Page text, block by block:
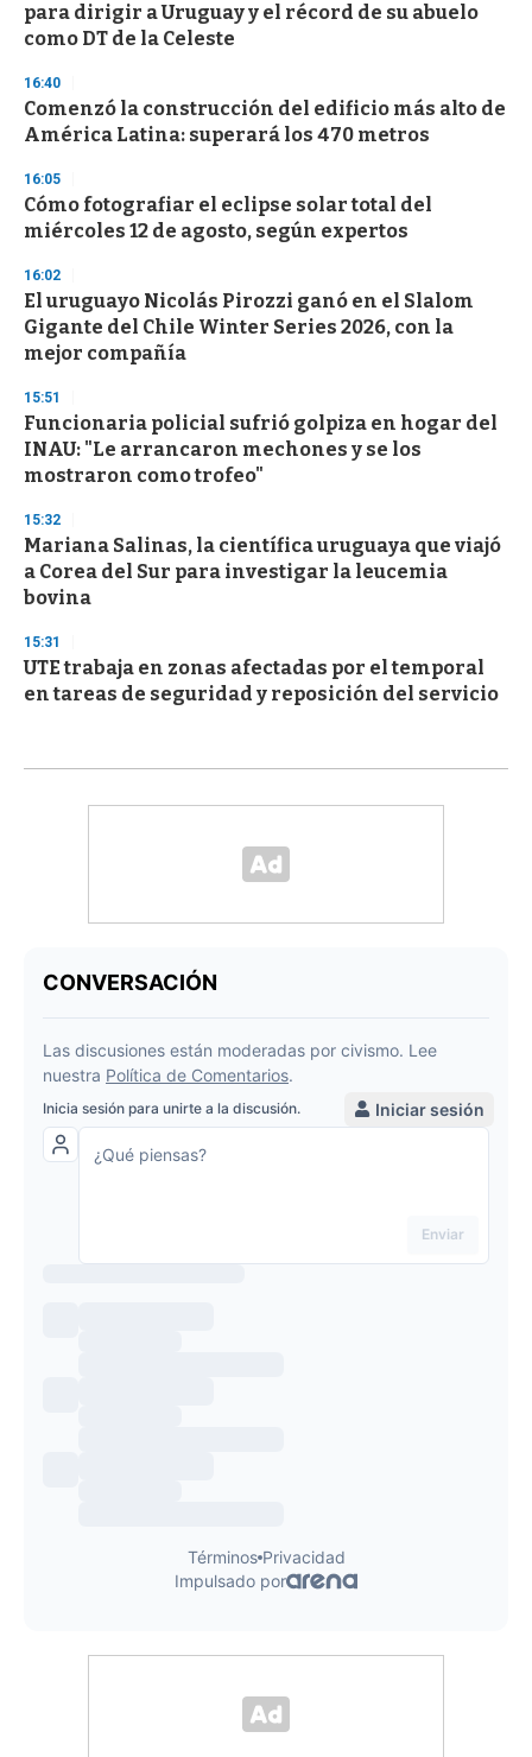
o
n
para dirigir a Uruguay y el récord de su abuelo
como DT de la Celeste
16:40
Comenzó la construcción del edificio más alto de
América Latina: superará los 470 metros
16:05
Cómo fotografiar el eclipse solar total del
miércoles 12 de agosto, según expertos
16:02
El uruguayo Nicolás Pirozzi ganó en el Slalom
Gigante del Chile Winter Series 2026, con la
mejor compañía
15:51
Funcionaria policial sufrió golpiza en hogar del
INAU: "Le arrancaron mechones y se los
mostraron como trofeo"
15:32
Mariana Salinas, la científica uruguaya que viajó
a Corea del Sur para investigar la leucemia
bovina
15:31
UTE trabaja en zonas afectadas por el temporal
en tareas de seguridad y reposición del servicio